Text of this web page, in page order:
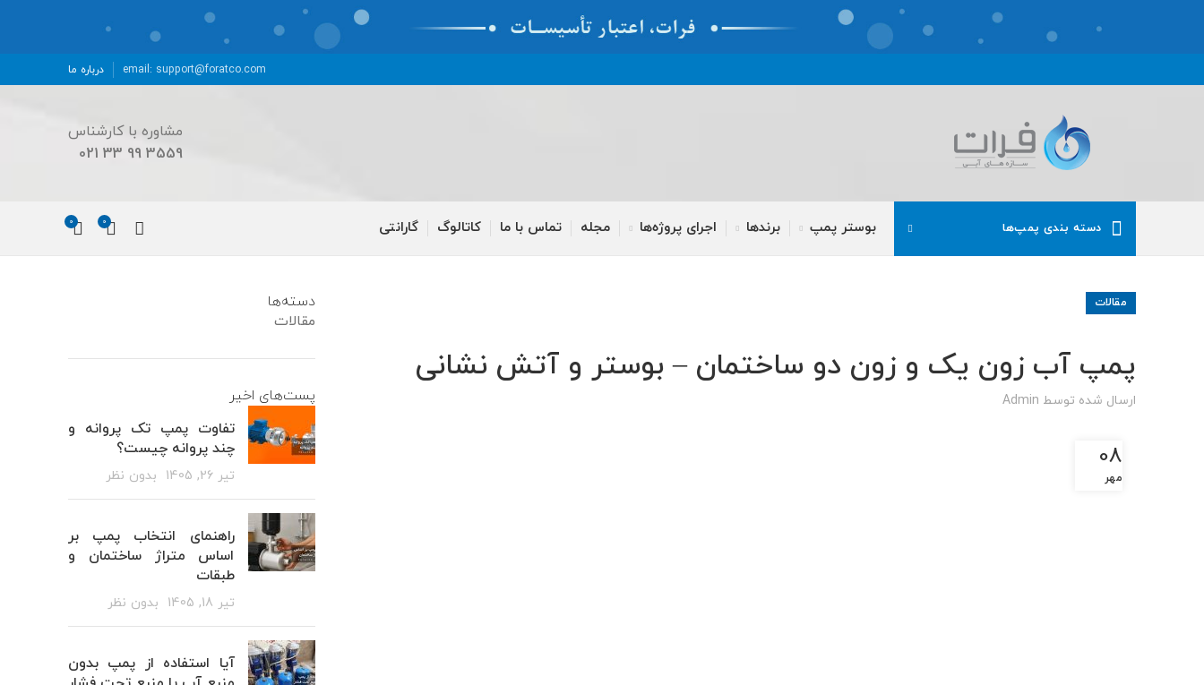
email: support@foratco.com درباره ما
مشاوره با کارشناس
3559 99 33 021
دسته بندی پمپ‌ها بوستر پمپ برندها اجرای پروژه‌ها مجله تماس با ما کاتالوگ گارانتی 0
0
مقالات
پمپ آب زون یک و زون دو ساختمان – بوستر و آتش نشانی
ارسال شده توسط Admin
08
مهر
دسته‌ها
مقالات
پست‌های اخیر
تفاوت پمپ تک پروانه و
چند پروانه چیست؟
تیر 26, 1405 بدون نظر
راهنمای انتخاب پمپ بر
اساس متراژ ساختمان و
طبقات
تیر 18, 1405 بدون نظر
آیا استفاده از پمپ بدون